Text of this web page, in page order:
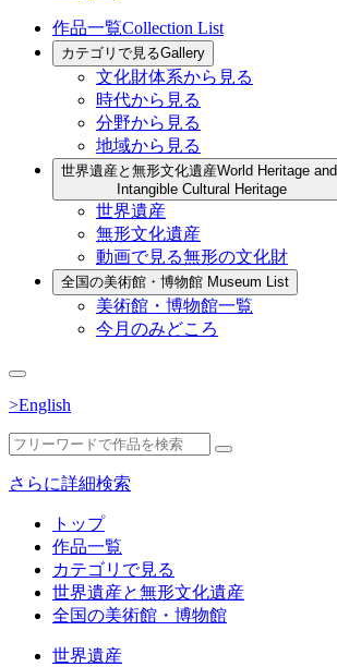
作品一覧Collection List
カテゴリで見るGallery
文化財体系から見る
時代から見る
分野から見る
地域から見る
世界遺産と無形文化遺産World Heritage and
Intangible Cultural Heritage
世界遺産
無形文化遺産
動画で見る無形の文化財
全国の美術館・博物館 Museum List
美術館・博物館一覧
今月のみどころ
>English
さらに詳細検索
トップ
作品一覧
カテゴリで見る
世界遺産と無形文化遺産
全国の美術館・博物館
世界遺産